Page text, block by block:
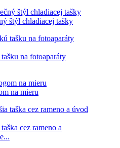
štýl chladiacej tašky
na fotoaparáty
na mieru
cez rameno a